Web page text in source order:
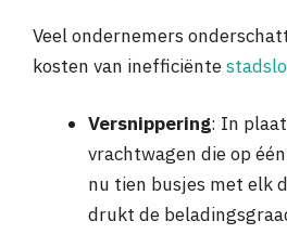
Veel ondernemers
kosten van inefficiënte
Versnippering: In
vrachtwagen die op
nu tien busjes met elk
drukt de